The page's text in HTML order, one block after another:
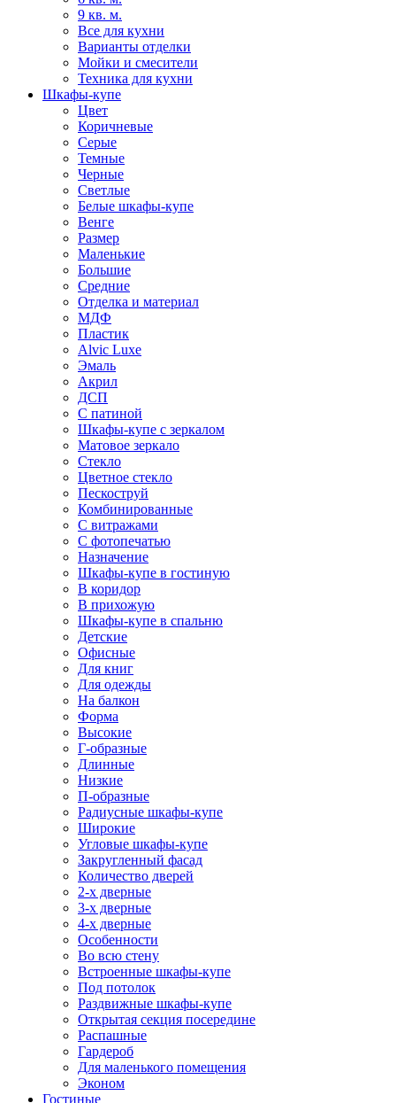
9 кв. м.
Все для кухни
Варианты отделки
Мойки и смесители
Техника для кухни
Шкафы-купе
Цвет
Коричневые
Серые
Темные
Черные
Светлые
Белые шкафы-купе
Венге
Размер
Маленькие
Большие
Средние
Отделка и материал
МДФ
Пластик
Alvic Luxe
Эмаль
Акрил
ДСП
С патиной
Шкафы-купе с зеркалом
Матовое зеркало
Стекло
Цветное стекло
Пескоструй
Комбинированные
С витражами
С фотопечатью
Назначение
Шкафы-купе в гостиную
В коридор
В прихожую
Шкафы-купе в спальню
Детские
Офисные
Для книг
Для одежды
На балкон
Форма
Высокие
Г-образные
Длинные
Низкие
П-образные
Радиусные шкафы-купе
Широкие
Угловые шкафы-купе
Закругленный фасад
Количество дверей
2-х дверные
3-х дверные
4-х дверные
Особенности
Во всю стену
Встроенные шкафы-купе
Под потолок
Раздвижные шкафы-купе
Открытая секция посередине
Распашные
Гардероб
Для маленького помещения
Эконом
Гостиные